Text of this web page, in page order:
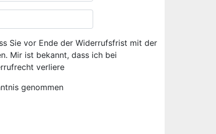
Sie vor Ende der Widerrufsfrist mit der
Mir ist bekannt, dass ich bei
verliere
genommen